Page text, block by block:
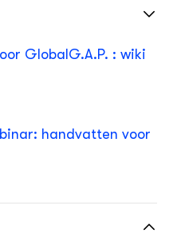
GlobalG.A.P. : wiki
handvatten voor